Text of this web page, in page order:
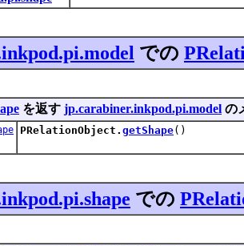
での
を返す jp.carabiner.inkpod.pi.model の
PRelationObject. getShape()
での